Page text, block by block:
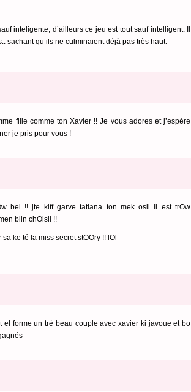
inteligente, d’ailleurs ce jeu est tout sauf intelligent. Il
sachant qu’ils ne culminaient déjà pas très haut.
fille comme ton Xavier !! Je vous adores et j’espère
je pris pour vous !
bel !! jte kiff garve tatiana ton mek osii il est trOw
biin chOisii !!
ke té la miss secret stOOry !! lOl
el forme un trè beau couple avec xavier ki javoue et bo